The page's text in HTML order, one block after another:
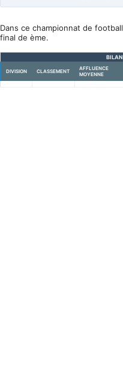
Dans ce championnat de
final de ème.
DIVISION CLASSEMENT
AFFLUENCE
MOYENNE